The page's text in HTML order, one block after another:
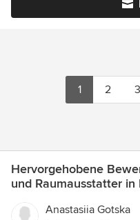
1 2 3
Hervorgehobene
und Raumausstatter in
Anastasiia Gotska